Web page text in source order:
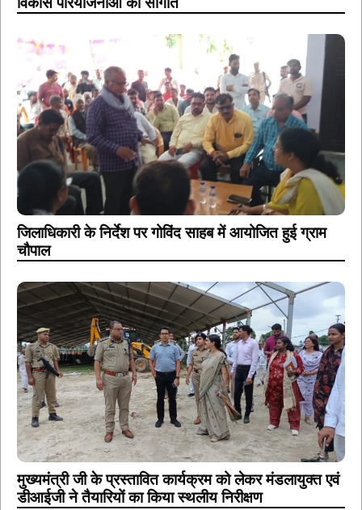
जिलाधिकारी के निर्देश पर गोविंद साहब में आयोजित हुई ग्राम
चौपाल
मुख्यमंत्री जी के प्रस्तावित कार्यक्रम को लेकर मंडलायुक्त एवं
डीआईजी ने तैयारियों का किया स्थलीय निरीक्षण